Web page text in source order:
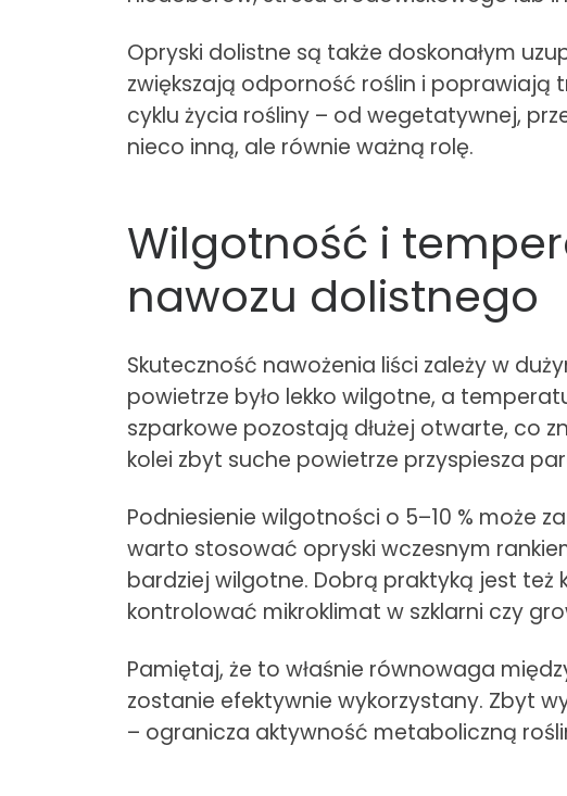
Opryski dolistne są także doskonałym
zwiększają odporność roślin i
cyklu życia rośliny – od wegetatywnej,
nieco inną, ale równie ważną rolę.
Wilgotność i
nawozu dolistnego
Skuteczność nawożenia liści zależy w
powietrze było lekko wilgotne, a
szparkowe pozostają dłużej otwarte, co
kolei zbyt suche powietrze przyspiesza
Podniesienie wilgotności o 5–10 % może
warto stosować opryski wczesnym
bardziej wilgotne. Dobrą praktyką jest też
kontrolować mikroklimat w szklarni czy
Pamiętaj, że to właśnie równowaga
zostanie efektywnie wykorzystany. Zbyt
– ogranicza aktywność metaboliczną